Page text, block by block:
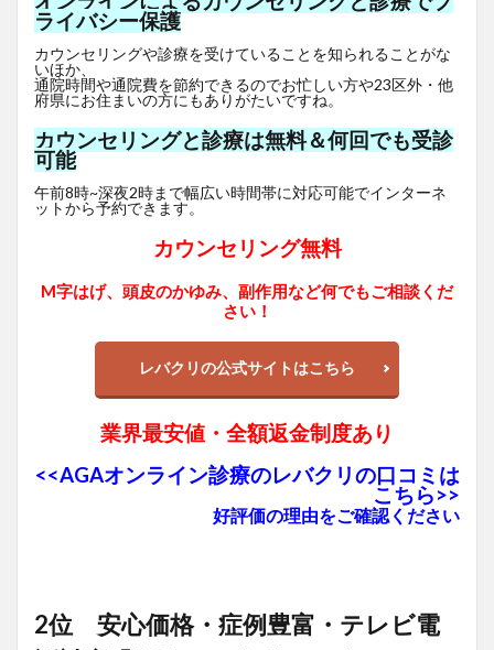
ライバシー保護
カウンセリングや診療を受けていることを知られることがな
いほか、
通院時間や通院費を節約できるのでお忙しい方や23区外・他
府県にお住まいの方にもありがたいですね。
カウンセリングと診療は無料＆何回でも受診
可能
午前8時~深夜2時まで幅広い時間帯に対応可能でインターネ
ットから予約できます。
カウンセリング無料
M字はげ、頭皮のかゆみ、副作用など何でもご相談くだ
さい！
レバクリの公式サイトはこちら
業界最安値・全額返金制度あり
<<AGAオンライン診療のレバクリの口コミは
こちら>>
好評価の理由をご確認ください
2位 安心価格・症例豊富・テレビ電